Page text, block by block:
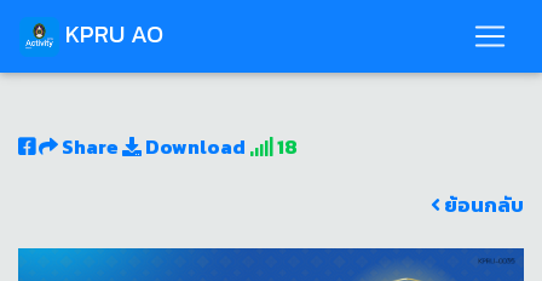
KPRU AO
Share Download
18
ย้อนกลับ